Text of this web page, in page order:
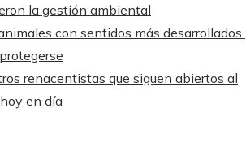
la gestión ambiental
con sentidos más desarrollados
renacentistas que siguen abiertos al
en día